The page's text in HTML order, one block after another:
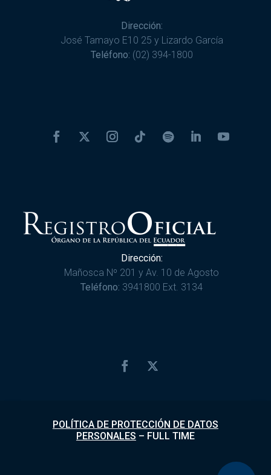
Dirección:
José Tamayo E10 25 y Lizardo García
Teléfono: (02) 394-1800
Dirección:
Mañosca Nº 201 y Av. 10 de Agosto
Teléfono: 3941800 Ext. 3134
POLÍTICA DE PROTECCIÓN DE DATOS
PERSONALES – FULL TIME